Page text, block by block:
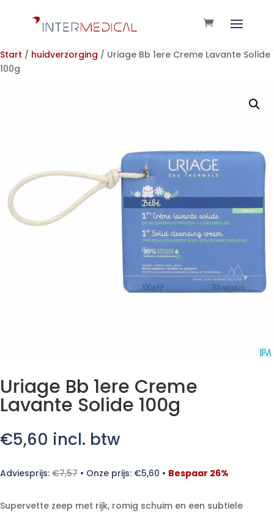
Start / huidverzorging / Uriage Bb 1ere Creme Lavante Solide
100g
Uriage Bb 1ere Creme
Lavante Solide 100g
€5,60 incl. btw
Adviesprijs: €7,57 • Onze prijs: €5,60 • Bespaar 26%
Supervette zeep met rijk, romig schuim en een subtiele